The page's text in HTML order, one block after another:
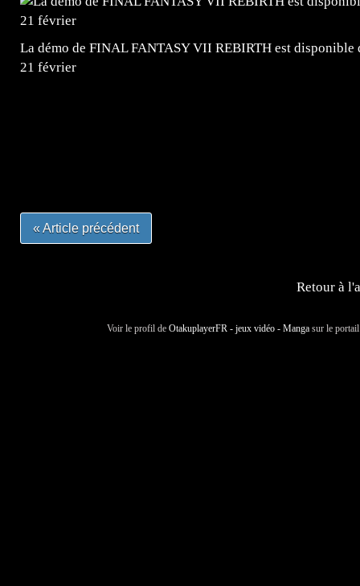
La démo de FINAL FANTASY VII REBIRTH est
21 février
« Article précédent
Retour à
Voir le profil de OtakuplayerFR - jeux vidéo - Manga sur le